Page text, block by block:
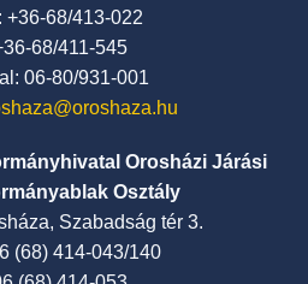
+36-68/413-022
68/411-545
06-80/931-001
Orosházi Járási
Osztály
Szabadság tér 3.
(68) 414-043/140